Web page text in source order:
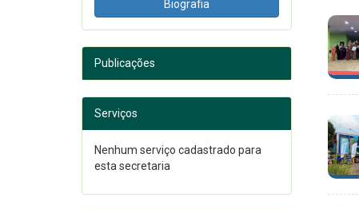
Biografia
Publicações
Serviços
Nenhum serviço cadastrado para
esta secretaria